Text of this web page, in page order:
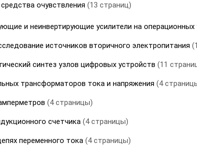
очувствления (13 страниц)
и неинвертирующие усилители на операционных
источников вторичного электропитания
синтез узлов цифровых устройств (11
трансформаторов тока и напряжения (4
(4 страницы)
счетчика (4 страницы)
переменного тока (4 страницы)